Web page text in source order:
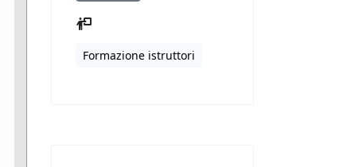
Formazione istruttori